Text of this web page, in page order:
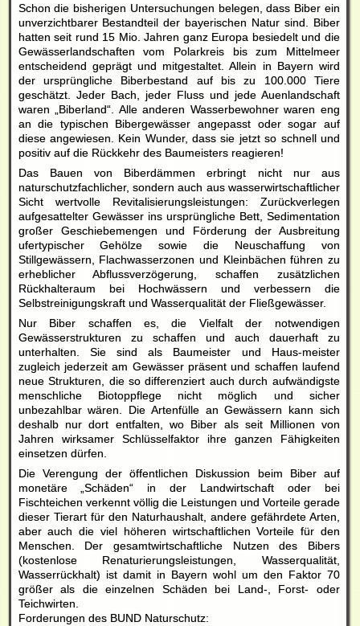
Schon die bisherigen Untersuchungen belegen, dass Biber ein
unverzichtbarer Bestandteil der bayerischen Natur sind. Biber
hatten seit rund 15 Mio. Jahren ganz Europa besiedelt und die
Gewässerlandschaften vom Polarkreis bis zum Mittelmeer
entscheidend geprägt und mitgestaltet. Allein in Bayern wird
der ursprüngliche Biberbestand auf bis zu 100.000 Tiere
geschätzt. Jeder Bach, jeder Fluss und jede Auenlandschaft
waren „Biberland“. Alle anderen Wasserbewohner waren eng
an die typischen Bibergewässer angepasst oder sogar auf
diese angewiesen. Kein Wunder, dass sie jetzt so schnell und
positiv auf die Rückkehr des Baumeisters reagieren!
Das Bauen von Biberdämmen erbringt nicht nur aus
naturschutzfachlicher, sondern auch aus wasserwirtschaftlicher
Sicht wertvolle Revitalisierungsleistungen: Zurückverlegen
aufgesattelter Gewässer ins ursprüngliche Bett, Sedimentation
großer Geschiebemengen und Förderung der Ausbreitung
ufertypischer Gehölze sowie die Neuschaffung von
Stillgewässern, Flachwasserzonen und Kleinbächen führen zu
erheblicher Abflussverzögerung, schaffen zusätzlichen
Rückhalteraum bei Hochwässern und verbessern die
Selbstreinigungskraft und Wasserqualität der Fließgewässer.
Nur Biber schaffen es, die Vielfalt der notwendigen
Gewässerstrukturen zu schaffen und auch dauerhaft zu
unterhalten. Sie sind als Baumeister und Haus-meister
zugleich jederzeit am Gewässer präsent und schaffen laufend
neue Strukturen, die so differenziert auch durch aufwändigste
menschliche Biotoppflege nicht möglich und sicher
unbezahlbar wären. Die Artenfülle an Gewässern kann sich
deshalb nur dort entfalten, wo Biber als seit Millionen von
Jahren wirksamer Schlüsselfaktor ihre ganzen Fähigkeiten
einsetzen dürfen.
Die Verengung der öffentlichen Diskussion beim Biber auf
monetäre „Schäden“ in der Landwirtschaft oder bei
Fischteichen verkennt völlig die Leistungen und Vorteile gerade
dieser Tierart für den Naturhaushalt, andere gefährdete Arten,
aber auch die viel höheren wirtschaftlichen Vorteile für den
Menschen. Der gesamtwirtschaftliche Nutzen des Bibers
(kostenlose Renaturierungsleistungen, Wasserqualität,
Wasserrückhalt) ist damit in Bayern wohl um den Faktor 70
größer als die einzelnen Schäden bei Land-, Forst- oder
Teichwirten.
Forderungen des BUND Naturschutz: